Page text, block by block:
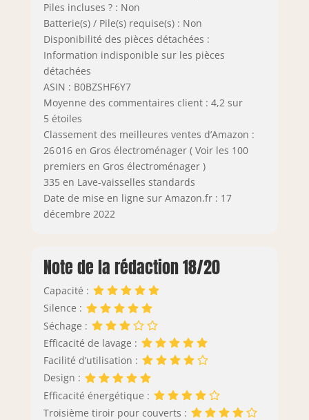
Piles incluses ? : Non
Batterie(s) / Pile(s) requise(s) : Non
Disponibilité des pièces détachées :
Information indisponible sur les pièces
détachées
ASIN : B0BZSHF6Y7
Moyenne des commentaires client : 4,2 sur
5 étoiles
Classement des meilleures ventes d’Amazon :
26 016 en Gros électroménager ( Voir les 100
premiers en Gros électroménager )
335 en Lave-vaisselles standards
Date de mise en ligne sur Amazon.fr : 17
décembre 2022
Note de la rédaction 18/20
Capacité :
Silence :
Séchage :
Efficacité de lavage :
Facilité d’utilisation :
Design :
Efficacité énergétique :
Troisième tiroir pour couverts :